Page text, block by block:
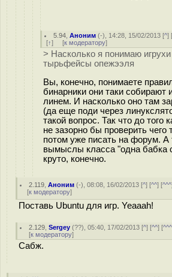
5.94 ,Аноним (-), 14:28, 15/02/2013 [^]
[↑] [к модератору]
> Насколько я понимаю
тырьфейсы опежээля
Вы, конечно, понимаете
бинарники они таки собирают
линем. И насколько оно там
(да еще поди через
такой вопрос. Так что до того
не зазорно бы проверить чего
потом уже писать на форум. А
вымыслы класса "одна бабка
круто, конечно.
2.119 ,Аноним (-), 08:08, 16/02/2013 [^] [^^] [^^^
[к модератору]
Поставь Ubuntu для игр. Yeaaah!
2.129 ,Sergey (??), 05:40, 17/02/2013 [^] [^^] [^^^
[к модератору]
Сабж.